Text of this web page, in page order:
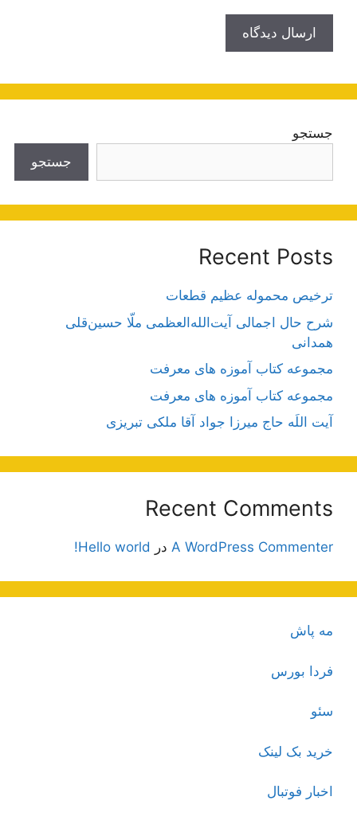
جستجو
جستجو
Recent Posts
ترخیص محموله عظیم قطعات
شرح حال اجمالی آیت‌الله‌العظمی ملّا حسین‌قلی
همدانی
مجموعه کتاب آموزه های معرفت
مجموعه کتاب آموزه های معرفت
آیت اللَه حاج میرزا جواد آقا ملکی تبریزی
Recent Comments
A WordPress Commenter در Hello world!
مه پاش
فردا بورس
سئو
خرید بک لینک
اخبار فوتبال